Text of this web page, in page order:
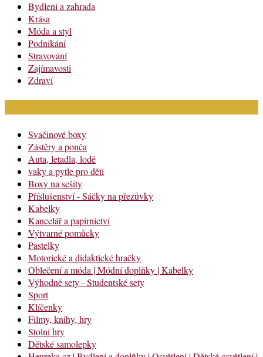
Bydlení a zahrada
Krása
Móda a styl
Podnikání
Stravování
Zajímavosti
Zdraví
Svačinové boxy
Zástěry a ponča
Auta, letadla, lodě
vaky a pytle pro děti
Boxy na sešity
Příslušenství - Sáčky na přezůvky
Kabelky
Kancelář a papírnictví
Výtvarné pomůcky
Pastelky
Motorické a didaktické hračky
Oblečení a móda | Módní doplňky | Kabelky
Výhodné sety - Studentské sety
Sport
Klíčenky
Filmy, knihy, hry
Stolní hry
Dětské samolepky